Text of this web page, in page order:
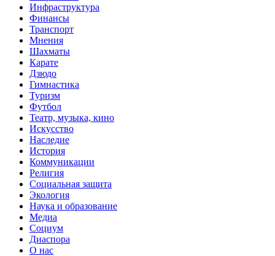
Инфраструктура
Финансы
Транспорт
Мнения
Шахматы
Карате
Дзюдо
Гимнастика
Туризм
Футбол
Театр, музыка, кино
Искусство
Наследие
История
Коммуникации
Религия
Социальная защита
Экология
Наука и образование
Медиа
Социум
Диаспора
О нас